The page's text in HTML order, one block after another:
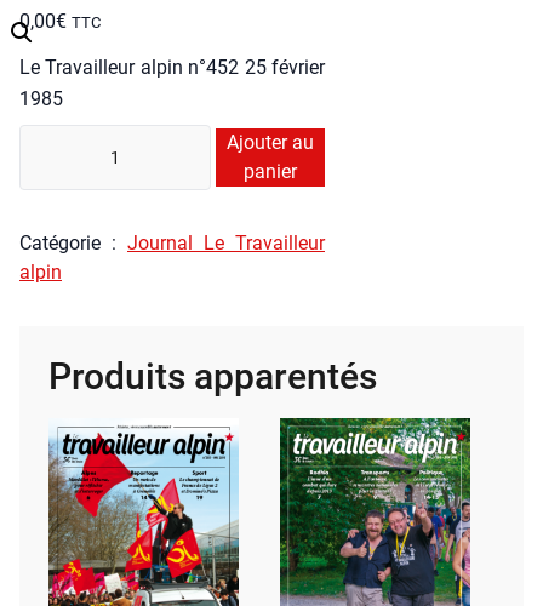
0,00€ TTC
Le Tra­vailleur alpin n°452 25 février
1985
té
Le
Tra­
1985
Ajouter au
panier
Caté­go­rie : Jour­nal Le Tra­vailleur
alpin
Produits apparentés